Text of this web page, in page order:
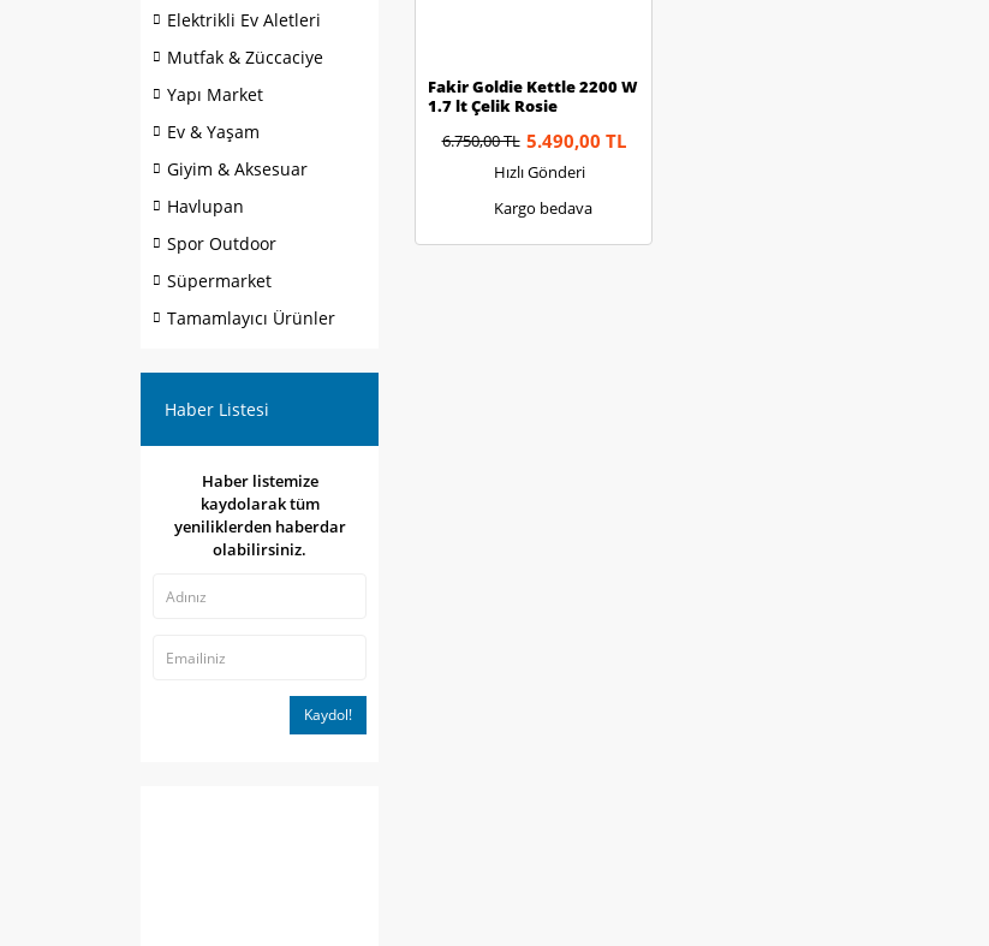
Elektrikli Ev Aletleri
Mutfak & Züccaciye
Yapı Market
Ev & Yaşam
Giyim & Aksesuar
Havlupan
Spor Outdoor
Süpermarket
Tamamlayıcı Ürünler
Haber Listesi
Haber listemize
kaydolarak tüm
yeniliklerden haberdar
olabilirsiniz.
Kaydol!
Fakir Goldie Kettle 2200 W
1.7 lt Çelik Rosie
6.750,00 TL 5.490,00 TL
Hızlı Gönderi
Kargo bedava